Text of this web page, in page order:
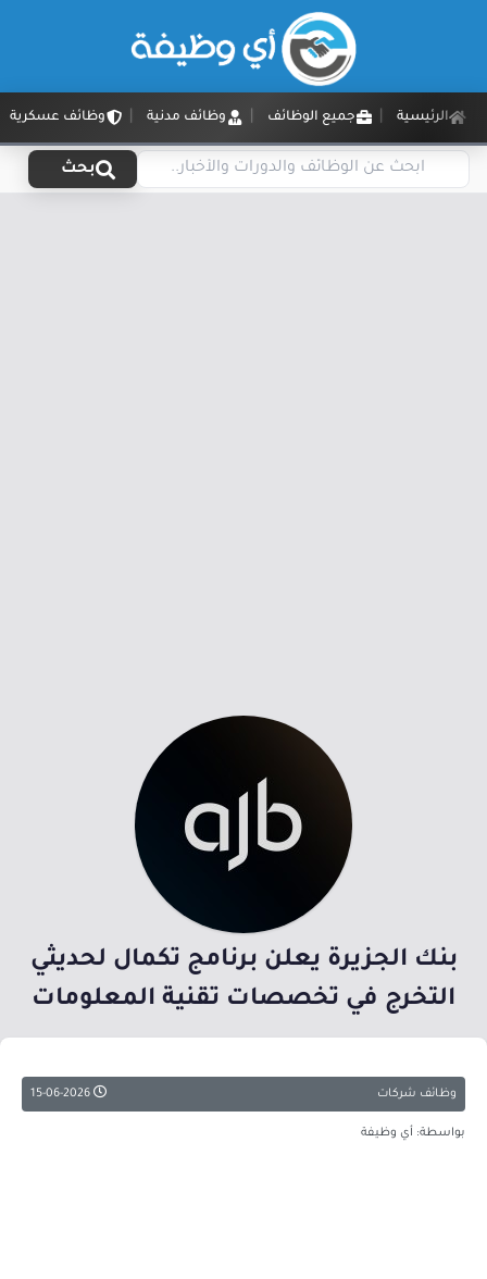
الرئيسية جميع الوظائف وظائف مدنية وظائف عسكرية
بحث
بنك الجزيرة يعلن برنامج تكمال لحديثي
التخرج في تخصصات تقنية المعلومات
وظائف شركات
بواسطة: أي وظيفة